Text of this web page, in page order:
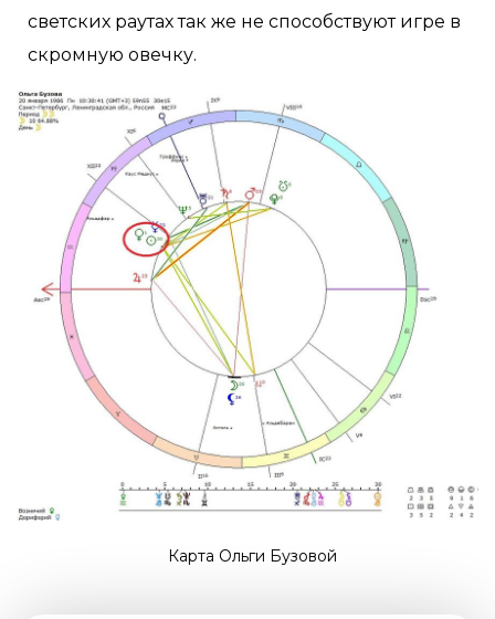
светских раутах так же не способствуют игре в
скромную овечку.
Карта Ольги Бузовой